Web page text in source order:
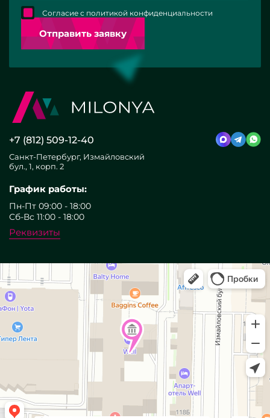
Отправить заявку
Согласие с политикой конфиденциальности
+7 (812) 509-12-40
Санкт-Петербург, Измайловский
бул., 1, корп. 2
График работы:
Пн-Пт 09:00 - 18:00
Сб-Вс 11:00 - 18:00
Реквизиты